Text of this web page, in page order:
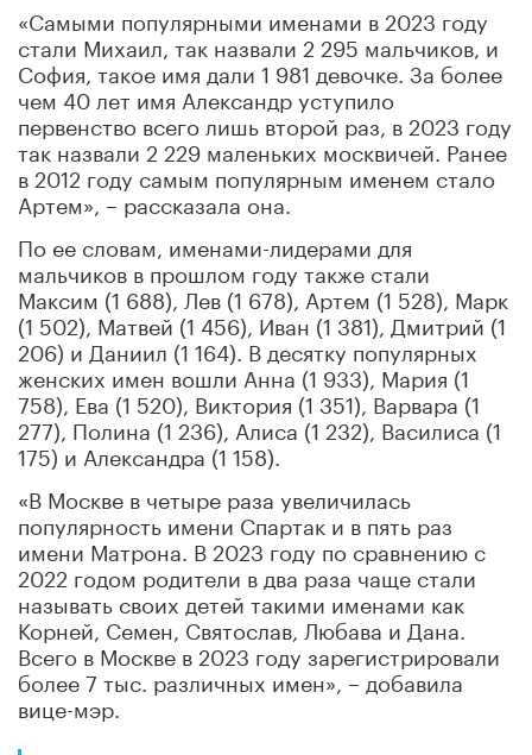
«Самыми популярными именами в 2023 году
стали Михаил, так назвали 2 295 мальчиков, и
София, такое имя дали 1 981 девочке. За более
чем 40 лет имя Александр уступило
первенство всего лишь второй раз, в 2023 году
так назвали 2 229 маленьких москвичей. Ранее
в 2012 году самым популярным именем стало
Артем», – рассказала она.
По ее словам, именами-лидерами для
мальчиков в прошлом году также стали
Максим (1 688), Лев (1 678), Артем (1 528), Марк
(1 502), Матвей (1 456), Иван (1 381), Дмитрий (1
206) и Даниил (1 164). В десятку популярных
женских имен вошли Анна (1 933), Мария (1
758), Ева (1 520), Виктория (1 351), Варвара (1
277), Полина (1 236), Алиса (1 232), Василиса (1
175) и Александра (1 158).
«В Москве в четыре раза увеличилась
популярность имени Спартак и в пять раз
имени Матрона. В 2023 году по сравнению с
2022 годом родители в два раза чаще стали
называть своих детей такими именами как
Корней, Семен, Святослав, Любава и Дана.
Всего в Москве в 2023 году зарегистрировали
более 7 тыс. различных имен», – добавила
вице-мэр.